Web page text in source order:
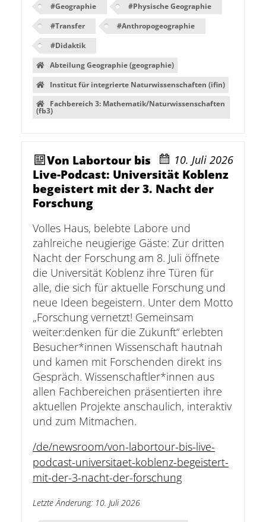
#Geographie #Physische Geographie
#Transfer #Anthropogeographie
#Didaktik
Abteilung Geographie (geographie)
Institut für integrierte Naturwissenschaften (ifin)
Fachbereich 3: Mathematik/Naturwissenschaften
(fb3)
10. Juli 2026
Von Labortour bis
Live-Podcast: Universität Koblenz
begeistert mit der 3. Nacht der
Forschung
Volles Haus, belebte Labore und
zahlreiche neugierige Gäste: Zur dritten
Nacht der Forschung am 8. Juli öffnete
die Universität Koblenz ihre Türen für
alle, die sich für aktuelle Forschung und
neue Ideen begeistern. Unter dem Motto
„Forschung vernetzt! Gemeinsam
weiter:denken für die Zukunft“ erlebten
Besucher*innen Wissenschaft hautnah
und kamen mit Forschenden direkt ins
Gespräch. Wissenschaftler*innen aus
allen Fachbereichen präsentierten ihre
aktuellen Projekte anschaulich, interaktiv
und zum Mitmachen.
/de/newsroom/von-labortour-bis-live-
podcast-universitaet-koblenz-begeistert-
mit-der-3-nacht-der-forschung
Letzte Änderung: 10. Juli 2026